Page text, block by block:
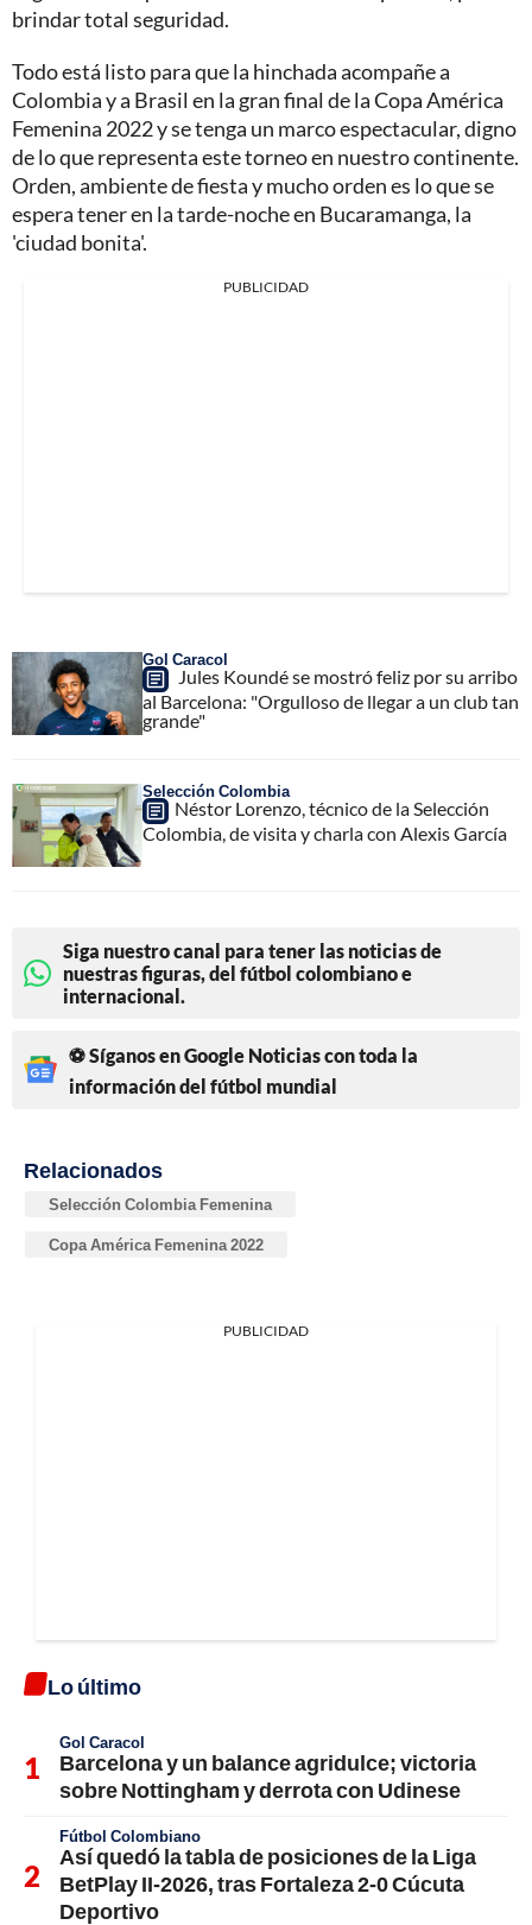
brindar total seguridad.
Todo está listo para que la hinchada acompañe a
Colombia y a Brasil en la gran final de la Copa América
Femenina 2022 y se tenga un marco espectacular, digno
de lo que representa este torneo en nuestro continente.
Orden, ambiente de fiesta y mucho orden es lo que se
espera tener en la tarde-noche en Bucaramanga, la
'ciudad bonita'.
PUBLICIDAD
Gol Caracol
Jules Koundé se mostró feliz por su arribo
al Barcelona: "Orgulloso de llegar a un club tan
grande"
Selección Colombia
Néstor Lorenzo, técnico de la Selección
Colombia, de visita y charla con Alexis García
Siga nuestro canal para tener las noticias de
nuestras figuras, del fútbol colombiano e
internacional.
⚽ Síganos en Google Noticias con toda la
información del fútbol mundial
Relacionados
Selección Colombia Femenina
Copa América Femenina 2022
PUBLICIDAD
Lo último
Gol Caracol
Barcelona y un balance agridulce; victoria
sobre Nottingham y derrota con Udinese
Fútbol Colombiano
Así quedó la tabla de posiciones de la Liga
BetPlay II-2026, tras Fortaleza 2-0 Cúcuta
Deportivo